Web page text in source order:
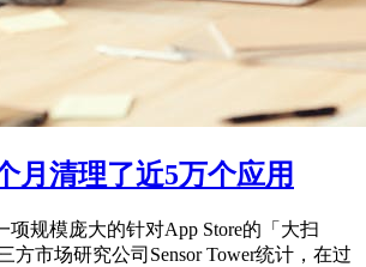
月清理了近5万个应用
项规模庞大的针对App Store的「大扫
方市场研究公司Sensor Tower统计，在过